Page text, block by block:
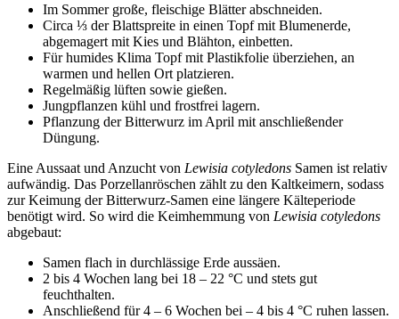
Im Sommer große, fleischige Blätter abschneiden.
Circa ⅓ der Blattspreite in einen Topf mit Blumenerde,
abgemagert mit Kies und Blähton, einbetten.
Für humides Klima Topf mit Plastikfolie überziehen, an
warmen und hellen Ort platzieren.
Regelmäßig lüften sowie gießen.
Jungpflanzen kühl und frostfrei lagern.
Pflanzung der Bitterwurz im April mit anschließender
Düngung.
Eine Aussaat und Anzucht von Lewisia cotyledons Samen ist relativ
aufwändig. Das Porzellanröschen zählt zu den Kaltkeimern, sodass
zur Keimung der Bitterwurz-Samen eine längere Kälteperiode
benötigt wird. So wird die Keimhemmung von Lewisia cotyledons
abgebaut:
Samen flach in durchlässige Erde aussäen.
2 bis 4 Wochen lang bei 18 – 22 °C und stets gut
feuchthalten.
Anschließend für 4 – 6 Wochen bei – 4 bis 4 °C ruhen lassen.